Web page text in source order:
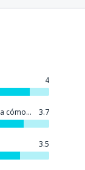
4
Sala de espera cómoda: 3.7
3.5